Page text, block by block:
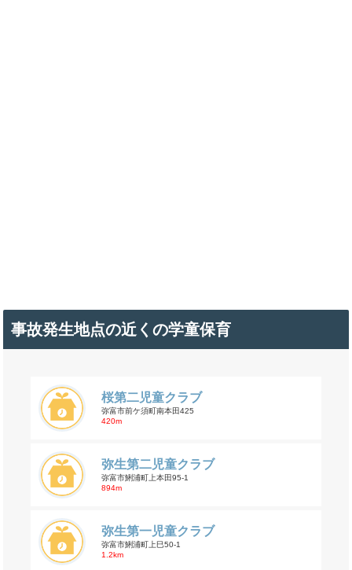
事故発生地点の近くの学童保育
桜第二児童クラブ
弥富市前ケ須町南本田425
420m
弥生第二児童クラブ
弥富市鯏浦町上本田95-1
894m
弥生第一児童クラブ
弥富市鯏浦町上巳50-1
1.2km